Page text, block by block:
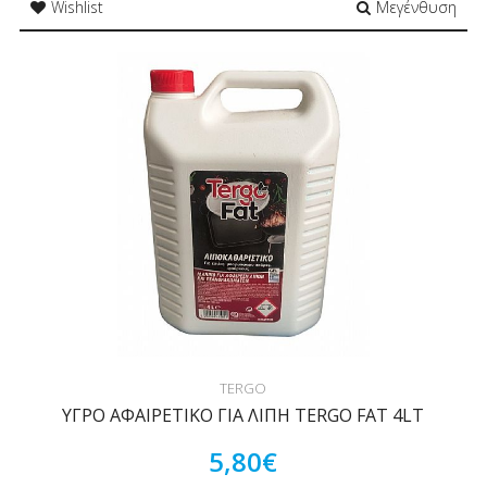
Wishlist Μεγένθυση
TERGO
ΥΓΡΟ ΑΦΑΙΡΕΤΙΚΟ ΓΙΑ ΛΙΠΗ TERGO FAT 4LT
5,80€